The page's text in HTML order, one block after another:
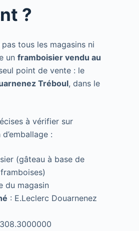
?
tous les magasins ni
un framboisier vendu au
point de vente : le
Tréboul, dans le
à vérifier sur
:
(gâteau à base de
du magasin
: E.Leclerc Douarnenez